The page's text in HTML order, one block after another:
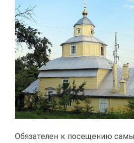
Обя­за­те­лен к по­се­ще­нию